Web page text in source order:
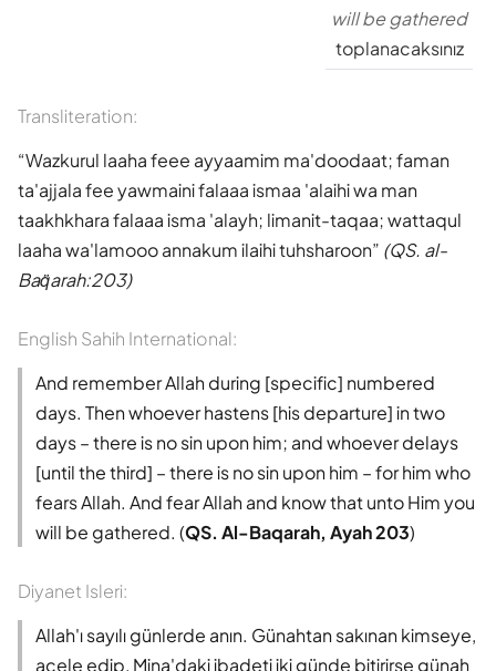
will be gathered
toplanacaksınız
Transliteration:
Wazkurul laaha feee ayyaamim ma'doodaat; faman
ta'ajjala fee yawmaini falaaa ismaa 'alaihi wa man
taakhkhara falaaa isma 'alayh; limanit-taqaa; wattaqul
laaha wa'lamooo annakum ilaihi tuhsharoon (QS. al-
Baq̈arah:203)
English Sahih International:
And remember Allah during [specific] numbered
days. Then whoever hastens [his departure] in two
days – there is no sin upon him; and whoever delays
[until the third] – there is no sin upon him – for him who
fears Allah. And fear Allah and know that unto Him you
will be gathered. (QS. Al-Baqarah, Ayah 203)
Diyanet Isleri:
Allah'ı sayılı günlerde anın. Günahtan sakınan kimseye,
acele edip, Mina'daki ibadeti iki günde bitirirse günah